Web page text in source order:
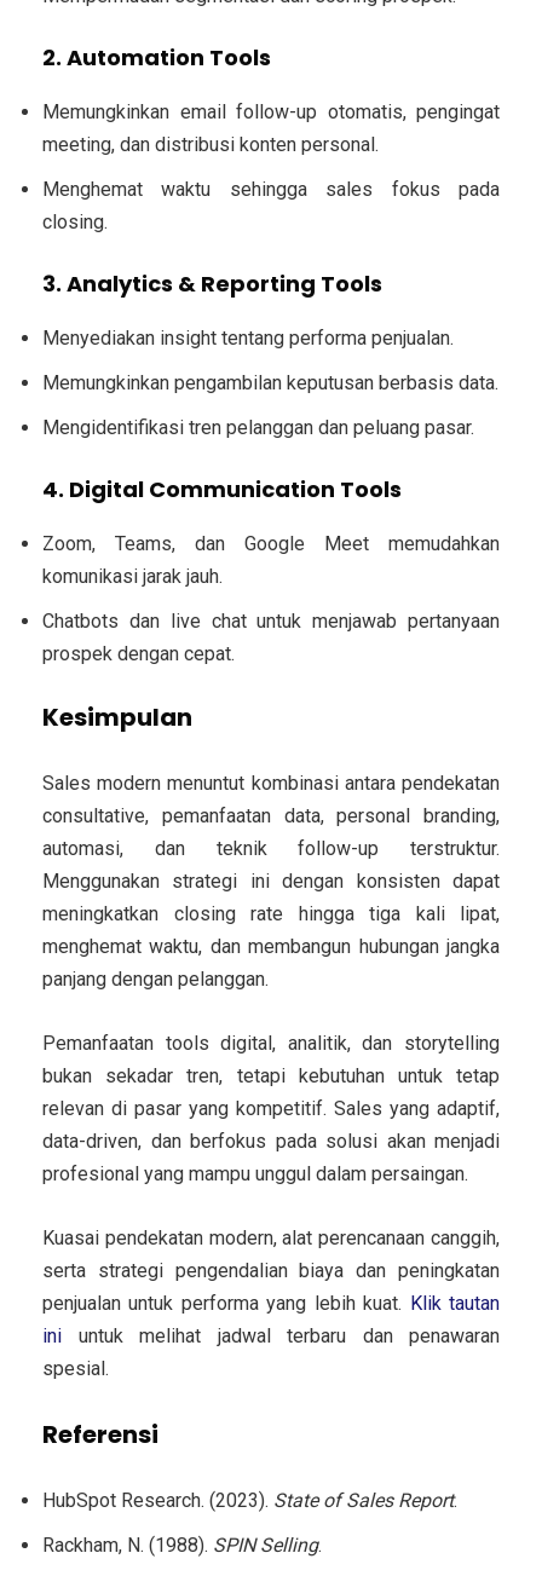
2. Automation Tools
Memungkinkan email follow-up otomatis, pengingat
meeting, dan distribusi konten personal.
Menghemat waktu sehingga sales fokus pada
closing.
3. Analytics & Reporting Tools
Menyediakan insight tentang performa penjualan.
Memungkinkan pengambilan keputusan berbasis data.
Mengidentifikasi tren pelanggan dan peluang pasar.
4. Digital Communication Tools
Zoom, Teams, dan Google Meet memudahkan
komunikasi jarak jauh.
Chatbots dan live chat untuk menjawab pertanyaan
prospek dengan cepat.
Kesimpulan
Sales modern menuntut kombinasi antara pendekatan
consultative, pemanfaatan data, personal branding,
automasi, dan teknik follow-up terstruktur.
Menggunakan strategi ini dengan konsisten dapat
meningkatkan closing rate hingga tiga kali lipat,
menghemat waktu, dan membangun hubungan jangka
panjang dengan pelanggan.
Pemanfaatan tools digital, analitik, dan storytelling
bukan sekadar tren, tetapi kebutuhan untuk tetap
relevan di pasar yang kompetitif. Sales yang adaptif,
data-driven, dan berfokus pada solusi akan menjadi
profesional yang mampu unggul dalam persaingan.
Kuasai pendekatan modern, alat perencanaan canggih,
serta strategi pengendalian biaya dan peningkatan
penjualan untuk performa yang lebih kuat. Klik tautan
ini untuk melihat jadwal terbaru dan penawaran
spesial.
Referensi
HubSpot Research. (2023). State of Sales Report.
Rackham, N. (1988). SPIN Selling.